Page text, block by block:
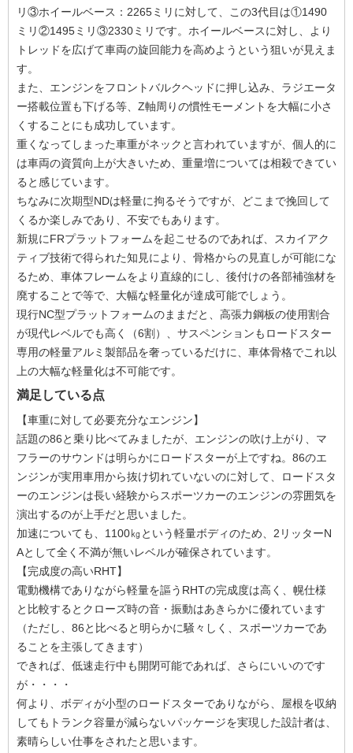
リ③ホイールベース：2265ミリに対して、この3代目は①1490
ミリ②1495ミリ③2330ミリです。ホイールベースに対し、より
トレッドを広げて車両の旋回能力を高めようという狙いが見えま
す。
また、エンジンをフロントバルクヘッドに押し込み、ラジエータ
ー搭載位置も下げる等、Z軸周りの慣性モーメントを大幅に小さ
くすることにも成功しています。
重くなってしまった車重がネックと言われていますが、個人的に
は車両の資質向上が大きいため、重量増については相殺できてい
ると感じています。
ちなみに次期型NDは軽量に拘るそうですが、どこまで挽回して
くるか楽しみであり、不安でもあります。
新規にFRプラットフォームを起こせるのであれば、スカイアク
ティブ技術で得られた知見により、骨格からの見直しが可能にな
るため、車体フレームをより直線的にし、後付けの各部補強材を
廃することで等で、大幅な軽量化が達成可能でしょう。
現行NC型プラットフォームのままだと、高張力鋼板の使用割合
が現代レベルでも高く（6割）、サスペンションもロードスター
専用の軽量アルミ製部品を奢っているだけに、車体骨格でこれ以
上の大幅な軽量化は不可能です。
満足している点
【車重に対して必要充分なエンジン】
話題の86と乗り比べてみましたが、エンジンの吹け上がり、マ
フラーのサウンドは明らかにロードスターが上ですね。86のエ
ンジンが実用車用から抜け切れていないのに対して、ロードスタ
ーのエンジンは長い経験からスポーツカーのエンジンの雰囲気を
演出するのが上手だと思いました。
加速についても、1100㎏という軽量ボディのため、2リッターN
Aとして全く不満が無いレベルが確保されています。
【完成度の高いRHT】
電動機構でありながら軽量を謳うRHTの完成度は高く、幌仕様
と比較するとクローズ時の音・振動はあきらかに優れています
（ただし、86と比べると明らかに騒々しく、スポーツカーであ
ることを主張してきます）
できれば、低速走行中も開閉可能であれば、さらにいいのです
が・・・・
何より、ボディが小型のロードスターでありながら、屋根を収納
してもトランク容量が減らないパッケージを実現した設計者は、
素晴らしい仕事をされたと思います。